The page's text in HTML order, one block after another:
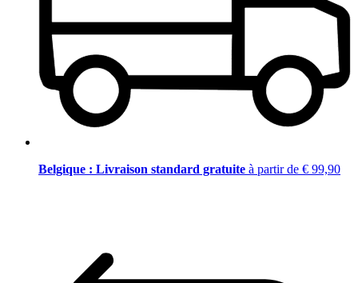
Belgique : Livraison standard gratuite à partir de € 99,90